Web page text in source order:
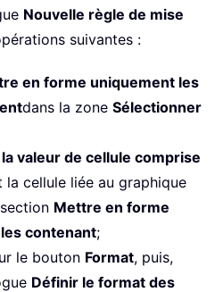
Nouvelle règle de mise
suivantes :
en forme uniquement les
dans la zone Sélectionner
la valeur de cellule comprise
la cellule liée au graphique
Mettre en forme
contenant;
le bouton Format, puis,
Définir le format des